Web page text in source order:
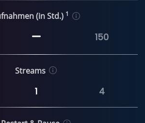
(in Std.) 1
150
Streams
1 4